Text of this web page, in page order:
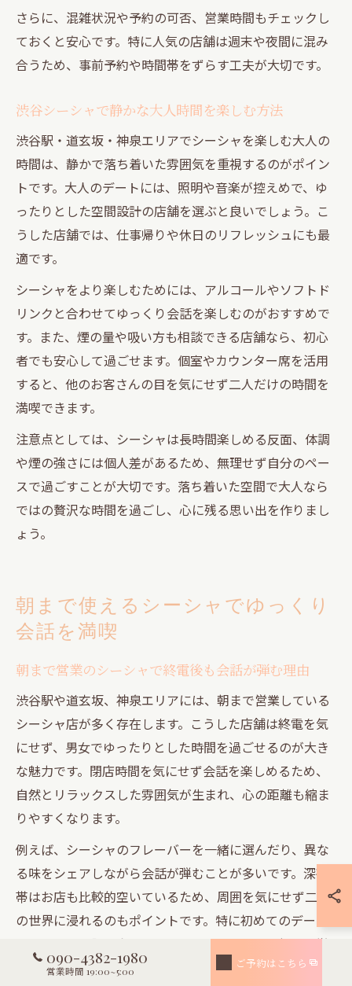
さらに、混雑状況や予約の可否、営業時間もチェックし
ておくと安心です。特に人気の店舗は週末や夜間に混み
合うため、事前予約や時間帯をずらす工夫が大切です。
渋谷シーシャで静かな大人時間を楽しむ方法
渋谷駅・道玄坂・神泉エリアでシーシャを楽しむ大人の
時間は、静かで落ち着いた雰囲気を重視するのがポイン
トです。大人のデートには、照明や音楽が控えめで、ゆ
ったりとした空間設計の店舗を選ぶと良いでしょう。こ
うした店舗では、仕事帰りや休日のリフレッシュにも最
適です。
シーシャをより楽しむためには、アルコールやソフトド
リンクと合わせてゆっくり会話を楽しむのがおすすめで
す。また、煙の量や吸い方も相談できる店舗なら、初心
者でも安心して過ごせます。個室やカウンター席を活用
すると、他のお客さんの目を気にせず二人だけの時間を
満喫できます。
注意点としては、シーシャは長時間楽しめる反面、体調
や煙の強さには個人差があるため、無理せず自分のペー
スで過ごすことが大切です。落ち着いた空間で大人なら
ではの贅沢な時間を過ごし、心に残る思い出を作りまし
ょう。
朝まで使えるシーシャでゆっくり
会話を満喫
朝まで営業のシーシャで終電後も会話が弾む理由
渋谷駅や道玄坂、神泉エリアには、朝まで営業している
シーシャ店が多く存在します。こうした店舗は終電を気
にせず、男女でゆったりとした時間を過ごせるのが大き
な魅力です。閉店時間を気にせず会話を楽しめるため、
自然とリラックスした雰囲気が生まれ、心の距離も縮ま
りやすくなります。
例えば、シーシャのフレーバーを一緒に選んだり、異な
る味をシェアしながら会話が弾むことが多いです。深夜
帯はお店も比較的空いているため、周囲を気にせず二人
の世界に浸れるのもポイントです。特に初めてのデート
や、じっくり語り合いたいカップルにとって、朝まで営
業のシーシャ店は最適な選択肢となります。
090-4382-1980
営業時間 19:00~5:00
ご予約はこちら